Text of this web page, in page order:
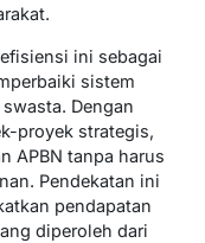
ini sebagai
sistem
Dengan
proyek strategis,
APBN tanpa harus
Pendekatan ini
pendapatan
diperoleh dari